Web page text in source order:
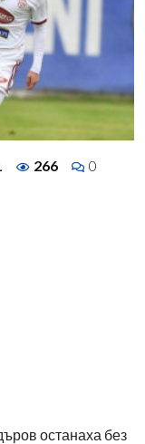
266 0
останаха без